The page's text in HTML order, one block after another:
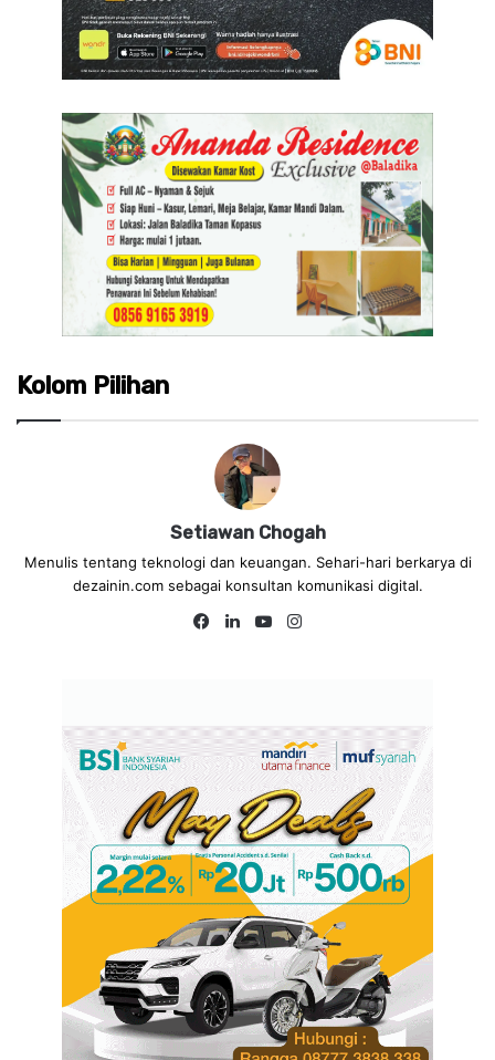
Kolom Pilihan
Setiawan Chogah
Menulis tentang teknologi dan keuangan. Sehari-hari berkarya di
dezainin.com sebagai konsultan komunikasi digital.
Fa
Lin
Yo